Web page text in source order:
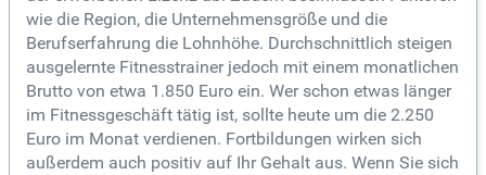
wie die Region, die Unternehmensgröße und die
Berufserfahrung die Lohnhöhe. Durchschnittlich steigen
ausgelernte Fitnesstrainer jedoch mit einem monatlichen
Brutto von etwa 1.850 Euro ein. Wer schon etwas länger
im Fitnessgeschäft tätig ist, sollte heute um die 2.250
Euro im Monat verdienen. Fortbildungen wirken sich
außerdem auch positiv auf Ihr Gehalt aus. Wenn Sie sich